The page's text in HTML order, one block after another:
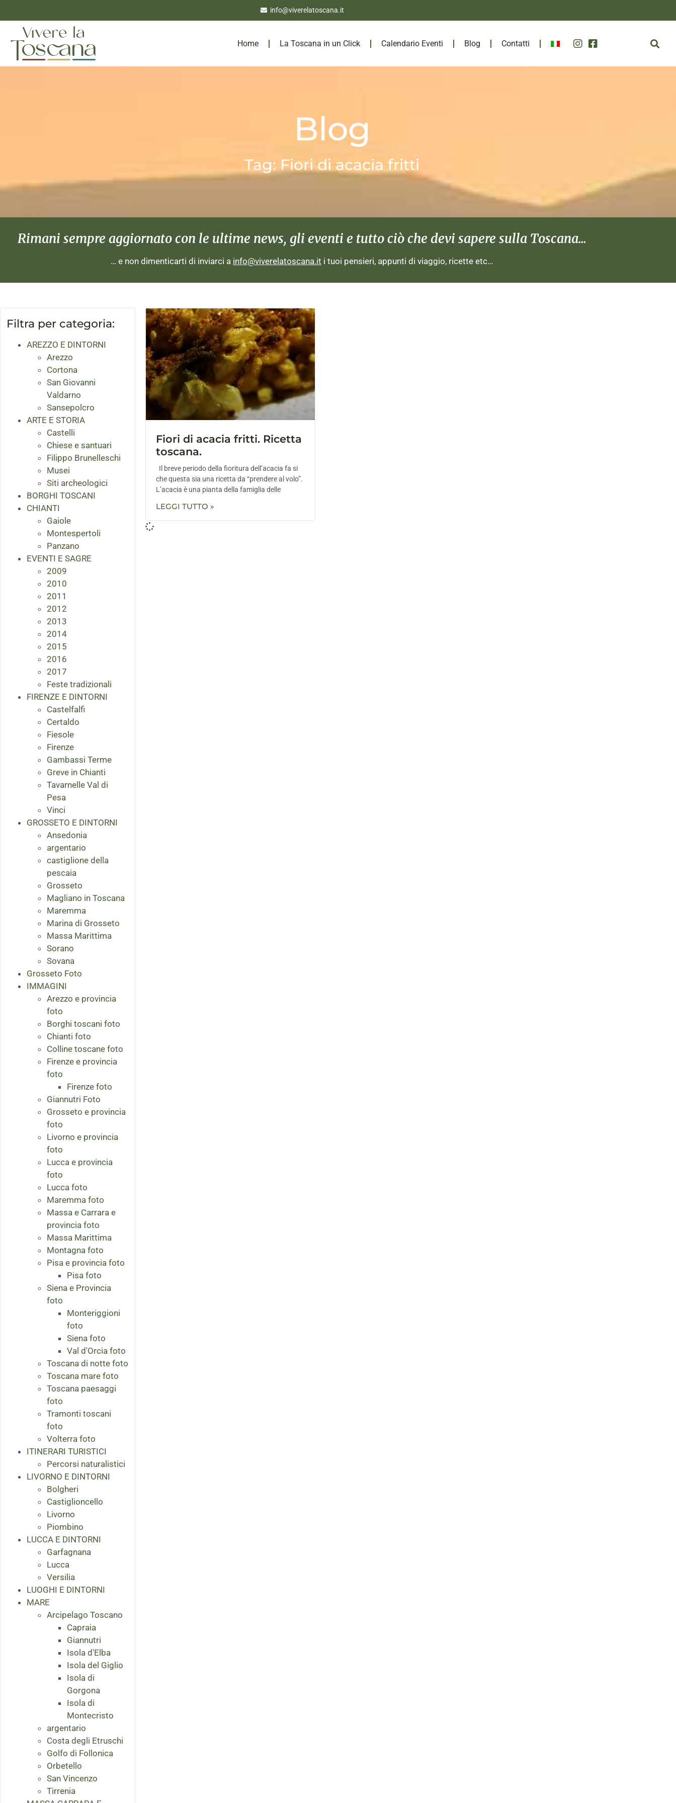
info@viverelatoscana.it
Home La Toscana in un Click Calendario Eventi Blog Contatti
Blog
Tag: Fiori di acacia fritti
Rimani sempre aggiornato con le ultime news, gli eventi e tutto ciò che devi sapere sulla Toscana...
… e non dimenticarti di inviarci a info@viverelatoscana.it i tuoi pensieri, appunti di viaggio, ricette etc…
Filtra per categoria:
AREZZO E DINTORNI
Arezzo
Cortona
San Giovanni
Valdarno
Sansepolcro
ARTE E STORIA
Castelli
Chiese e santuari
Filippo Brunelleschi
Musei
Siti archeologici
BORGHI TOSCANI
CHIANTI
Gaiole
Montespertoli
Panzano
EVENTI E SAGRE
2009
2010
2011
2012
2013
2014
2015
2016
2017
Feste tradizionali
FIRENZE E DINTORNI
Castelfalfi
Certaldo
Fiesole
Firenze
Gambassi Terme
Greve in Chianti
Tavarnelle Val di
Pesa
Vinci
GROSSETO E DINTORNI
Ansedonia
argentario
castiglione della
pescaia
Grosseto
Magliano in Toscana
Maremma
Marina di Grosseto
Massa Marittima
Sorano
Sovana
Grosseto Foto
IMMAGINI
Arezzo e provincia
foto
Borghi toscani foto
Chianti foto
Colline toscane foto
Firenze e provincia
foto
Firenze foto
Giannutri Foto
Grosseto e provincia
foto
Livorno e provincia
foto
Lucca e provincia
foto
Lucca foto
Maremma foto
Massa e Carrara e
provincia foto
Massa Marittima
Montagna foto
Pisa e provincia foto
Pisa foto
Siena e Provincia
foto
Monteriggioni
foto
Siena foto
Val d'Orcia foto
Toscana di notte foto
Toscana mare foto
Toscana paesaggi
foto
Tramonti toscani
foto
Volterra foto
ITINERARI TURISTICI
Percorsi naturalistici
LIVORNO E DINTORNI
Bolgheri
Castiglioncello
Livorno
Piombino
LUCCA E DINTORNI
Garfagnana
Lucca
Versilia
LUOGHI E DINTORNI
MARE
Arcipelago Toscano
Capraia
Giannutri
Isola d'Elba
Isola del Giglio
Isola di
Gorgona
Isola di
Montecristo
argentario
Costa degli Etruschi
Golfo di Follonica
Orbetello
San Vincenzo
Tirrenia
Fiori di acacia fritti. Ricetta
toscana.
Il breve periodo della fioritura dell’acacia fa si
che questa sia una ricetta da “prendere al volo”.
L’acacia è una pianta della famiglia delle
LEGGI TUTTO »